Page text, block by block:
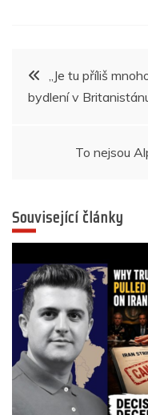
c
o
o
itt at
p
p
Navigace
pro
příspěvek
„Je tu příliš
bydlení v
To nejsou
Související články